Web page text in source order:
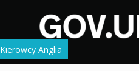
Kierowcy Anglia